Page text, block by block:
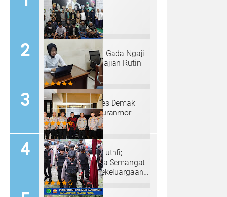
Padepokan "Palu Gada Ngaji
Roso" Gelar Pengajian Rutin
Selapanan
Sat Reskrim Polres Demak
Ungkap Kasus Curanmor
Irjen Pol Ahmad Luthfi;
Anjangsana Bawa Semangat
Kebersamaan, Kekeluargaan
Serta Pengabdian Tinggi